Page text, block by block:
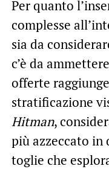
Per quanto
complesse
sia da
c’è da
offerte
stratificazione
Hitman,
più azzeccato in
toglie che